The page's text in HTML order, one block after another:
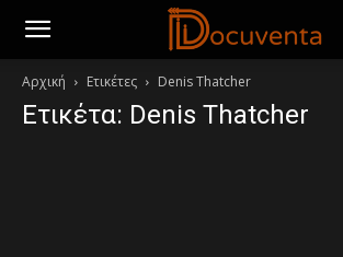
Αρχική Ετικέτες Denis Thatcher
Ετικέτα: Denis Thatcher